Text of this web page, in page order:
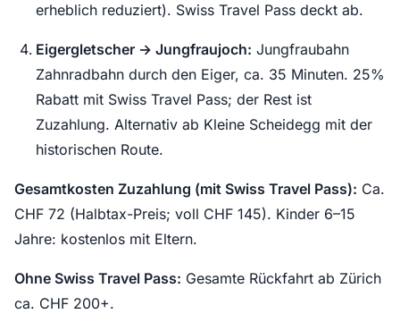
erheblich reduziert). Swiss Travel Pass deckt ab.
Eigergletscher → Jungfraujoch: Jungfraubahn
Zahnradbahn durch den Eiger, ca. 35 Minuten. 25%
Rabatt mit Swiss Travel Pass; der Rest ist
Zuzahlung. Alternativ ab Kleine Scheidegg mit der
historischen Route.
Gesamtkosten Zuzahlung (mit Swiss Travel Pass): Ca.
CHF 72 (Halbtax-Preis; voll CHF 145). Kinder 6–15
Jahre: kostenlos mit Eltern.
Ohne Swiss Travel Pass: Gesamte Rückfahrt ab Zürich
ca. CHF 200+.